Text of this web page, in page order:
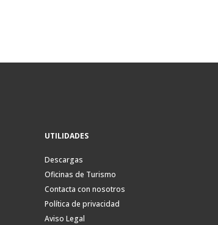
UTILIDADES
Descargas
Oficinas de Turismo
Contacta con nosotros
Política de privacidad
Aviso Legal